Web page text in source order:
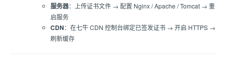
服务器：上传证书文件 → 配置 Nginx / Apache / Tomcat → 重
启服务
CDN：在七牛 CDN 控制台绑定已签发证书 → 开启 HTTPS →
刷新缓存